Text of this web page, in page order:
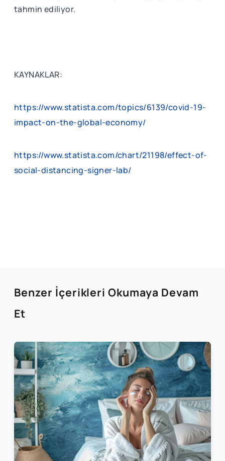
tahmin ediliyor.
KAYNAKLAR:
https://www.statista.com/topics/6139/covid-19-
impact-on-the-global-economy/
https://www.statista.com/chart/21198/effect-of-
social-distancing-signer-lab/
Benzer İçerikleri Okumaya Devam
Et